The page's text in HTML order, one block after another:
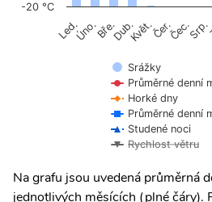
Srážky
Průměrné denní
Horké dny
Průměrné denní
Studené noci
Rychlost větru
Led.Úno.Bře.Dub.Květ.Čer.Čec.Srp.
-20 °C
Na grafu jsou uvedená průměrná
jednotlivých měsících (plné čáry).